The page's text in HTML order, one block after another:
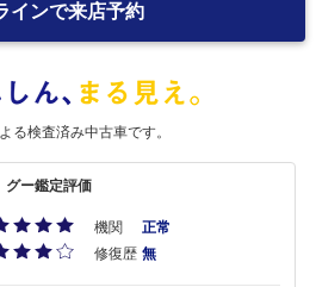
インで来店予約
る検査済み中古車です。
グー鑑定評価
機関
正常
修復歴 無